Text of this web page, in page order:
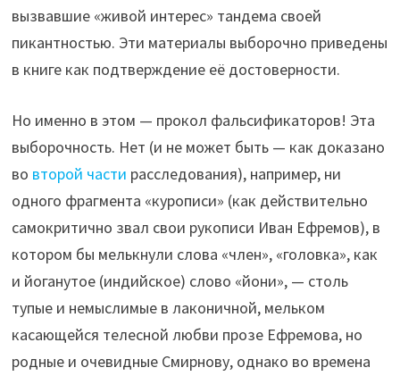
вызвавшие «живой интерес» тандема своей
пикантностью. Эти материалы выборочно приведены
в книге как подтверждение её достоверности.
Но именно в этом — прокол фальсификаторов! Эта
выборочность. Нет (и не может быть — как доказано
во второй части расследования), например, ни
одного фрагмента «курописи» (как действительно
самокритично звал свои рукописи Иван Ефремов), в
котором бы мелькнули слова «член», «головка», как
и йоганутое (индийское) слово «йони», — столь
тупые и немыслимые в лаконичной, мельком
касающейся телесной любви прозе Ефремова, но
родные и очевидные Смирнову, однако во времена